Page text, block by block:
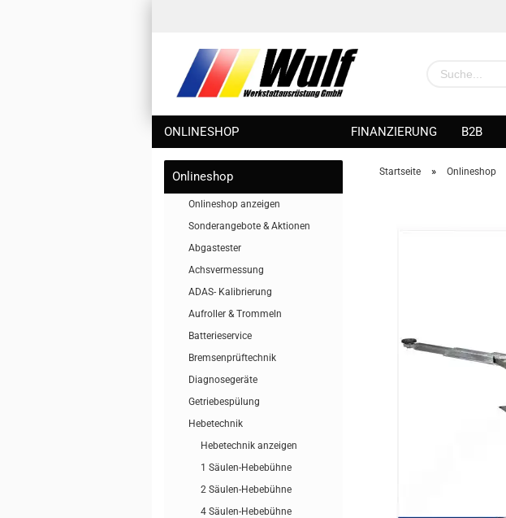
ONLINESHOP FINANZIERUNG B2B
Startseite » Onlineshop
Onlineshop
Onlineshop anzeigen
Sonderangebote & Aktionen
Abgastester
Achsvermessung
ADAS- Kalibrierung
Aufroller & Trommeln
Batterieservice
Bremsenprüftechnik
Diagnosegeräte
Getriebespülung
Hebetechnik
Hebetechnik anzeigen
1 Säulen-Hebebühne
2 Säulen-Hebebühne
4 Säulen-Hebebühne